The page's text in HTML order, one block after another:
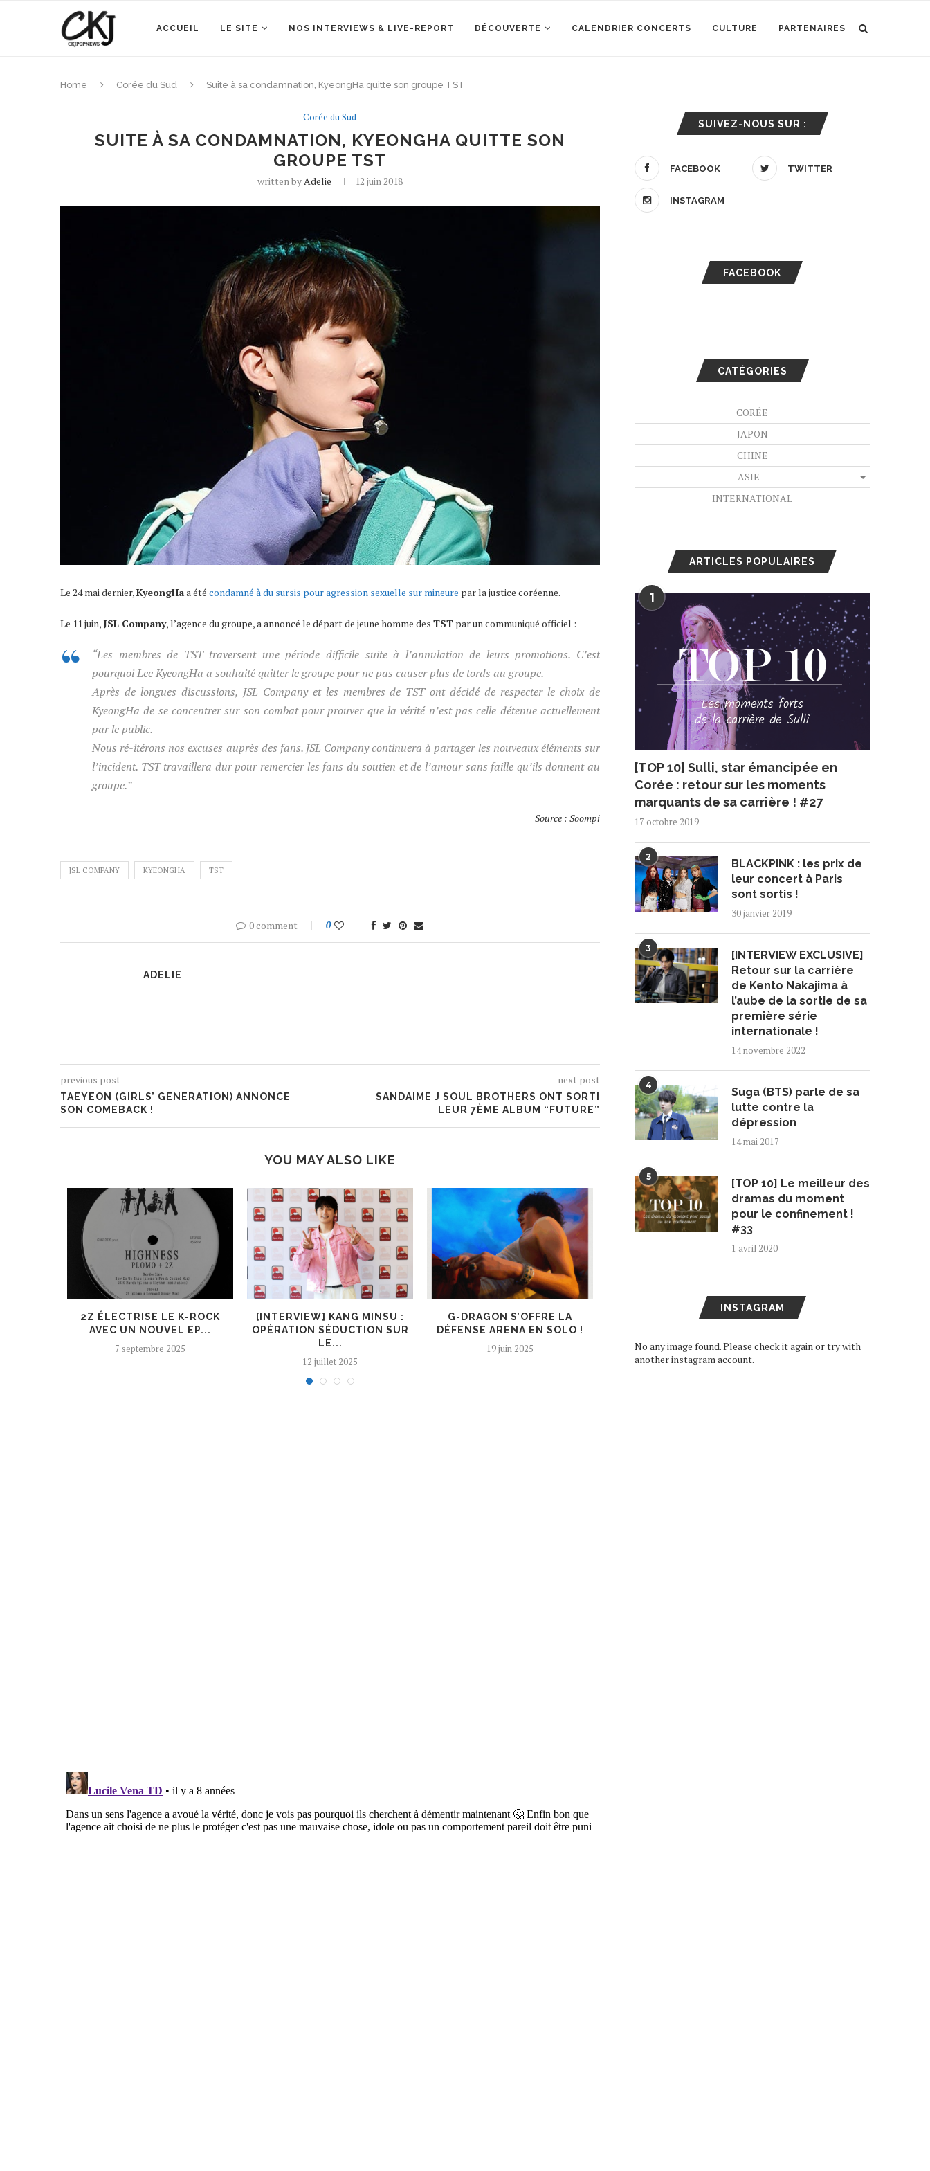
ACCUEIL LE SITE NOS INTERVIEWS & LIVE-REPORT DÉCOUVERTE CALENDRIER CONCERTS CULTURE PARTENAIRES
Home Corée du Sud Suite à sa condamnation, KyeongHa quitte son groupe TST
Corée du Sud
SUITE À SA CONDAMNATION, KYEONGHA QUITTE SON
GROUPE TST
written byAdelie 12 juin 2018
Le 24 mai dernier,KyeongHaa été condamné à du sursis pour agression sexuelle sur mineure par la justice coréenne.
Le 11 juin, JSL Company, l’agence du groupe, a annoncé le départ de jeune homme des TST par un communiqué officiel :
“Les membres de TST traversent une période difficile suite à l’annulation de leurs promotions. C’est
pourquoi Lee KyeongHa a souhaité quitter le groupe pour ne pas causer plus de tords au groupe.
Après de longues discussions, JSL Company et les membres de TST ont décidé de respecter le choix de
KyeongHa de se concentrer sur son combat pour prouver que la vérité n’est pas celle détenue actuellement
par le public.
Nous ré-itérons nos excuses auprès des fans. JSL Company continuera à partager les nouveaux éléments sur
l’incident. TST travaillera dur pour remercier les fans du soutien et de l’amour sans faille qu’ils donnent au
groupe.”
Source : Soompi
JSL COMPANY KYEONGHA TST
0 comment 0
ADELIE
previous post
TAEYEON (GIRLS’ GENERATION) ANNONCE
SON COMEBACK !
next post
SANDAIME J SOUL BROTHERS ONT SORTI
LEUR 7ÈME ALBUM “FUTURE”
YOU MAY ALSO LIKE
2Z ÉLECTRISE LE K-ROCK
AVEC UN NOUVEL EP...
7 septembre 2025
[INTERVIEW] KANG MINSU :
OPÉRATION SÉDUCTION SUR
LE...
12 juillet 2025
G-DRAGON S’OFFRE LA
DÉFENSE ARENA EN SOLO !
19 juin 2025
KARD DE RETOUR EN FRANCE
16 octobre 2024
VOLONTÉ POUR LA...
SUIVEZ-NOUS SUR :
FACEBOOK TWITTER
INSTAGRAM
FACEBOOK
CATÉGORIES
CORÉE
JAPON
CHINE
ASIE
INTERNATIONAL
ARTICLES POPULAIRES
1
[TOP 10] Sulli, star émancipée en
Corée : retour sur les moments
marquants de sa carrière ! #27
17 octobre 2019
2
BLACKPINK : les prix de
leur concert à Paris
sont sortis !
30 janvier 2019
3
[INTERVIEW EXCLUSIVE]
Retour sur la carrière
de Kento Nakajima à
l’aube de la sortie de sa
première série
internationale !
14 novembre 2022
4
Suga (BTS) parle de sa
lutte contre la
dépression
14 mai 2017
5
[TOP 10] Le meilleur des
dramas du moment
pour le confinement !
#33
1 avril 2020
INSTAGRAM
No any image found. Please check it again or try with
another instagram account.